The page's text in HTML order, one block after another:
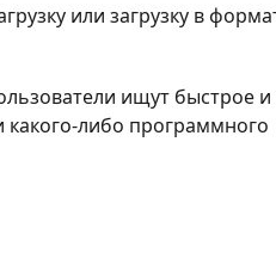
или загрузку в
ищут быстрое и
какого-либо программного